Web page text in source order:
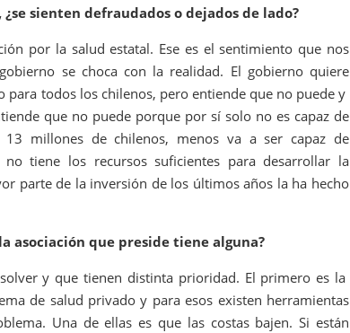
sienten defraudados o dejados de lado?
por la salud estatal. Ese es el sentimiento que nos
se choca con la realidad. El gobierno quiere
para todos los chilenos, pero entiende que no puede y
que no puede porque por sí solo no es capaz de
millones de chilenos, menos va a ser capaz de
tiene los recursos suficientes para desarrollar la
parte de la inversión de los últimos años la ha hecho
asociación que preside tiene alguna?
y que tienen distinta prioridad. El primero es la
de salud privado y para esos existen herramientas
Una de ellas es que las costas bajen. Si están